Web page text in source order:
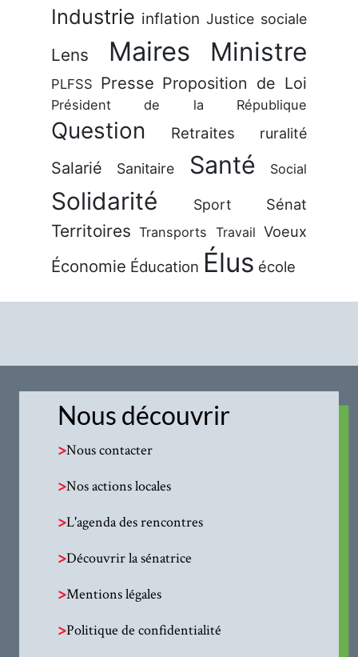
Industrie inflation Justice sociale
Lens Maires Ministre
PLFSS Presse Proposition de Loi
Président de la République
Question Retraites ruralité
Salarié Sanitaire Santé Social
Solidarité Sport Sénat
Territoires Transports Travail Voeux
Économie Éducation Élus école
Nous découvrir
>Nous contacter
>Nos actions locales
>L'agenda des rencontres
>Découvrir la sénatrice
>Mentions légales
>Politique de confidentialité